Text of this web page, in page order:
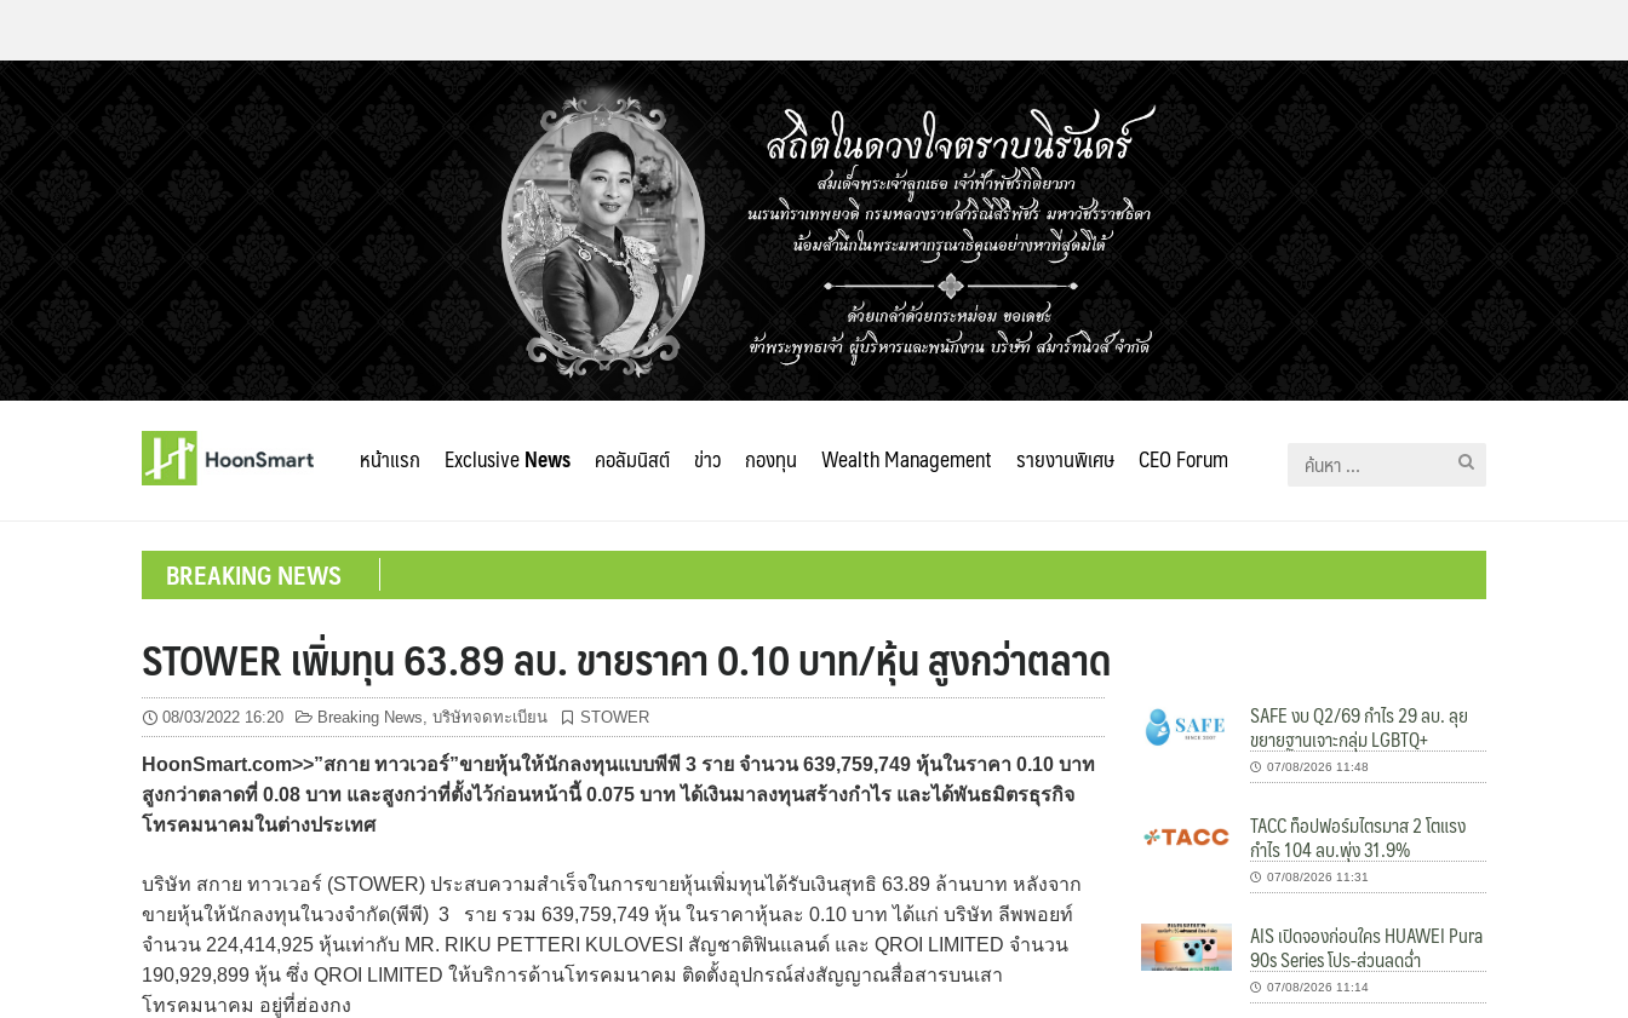
หน้าแรก ExclusiveNews คอลัมนิสต์ ข่าว กองทุน Wealth Management รายงานพิเศษ CEO Forum
ค้นหา
BREAKING NEWS
STOWER เพิ่มทุน 63.89 ลบ. ขายราคา 0.10 บาท/หุ้น สูงกว่าตลาด
08/03/2022 16:20 Breaking News, บริษัทจดทะเบียน STOWER
HoonSmart.com>>”สกาย ทาวเวอร์”ขายหุ้นให้นักลงทุนแบบพีพี 3 ราย จำนวน 639,759,749 หุ้นในราคา 0.10 บาท
สูงกว่าตลาดที่ 0.08 บาท และสูงกว่าที่ตั้งไว้ก่อนหน้านี้ 0.075 บาท ได้เงินมาลงทุนสร้างกำไร และได้พันธมิตรธุรกิจ
โทรคมนาคมในต่างประเทศ
บริษัท สกาย ทาวเวอร์ (STOWER) ประสบความสำเร็จในการขายหุ้นเพิ่มทุนได้รับเงินสุทธิ 63.89 ล้านบาท หลังจาก
ขายหุ้นให้นักลงทุนในวงจำกัด(พีพี) 3 ราย รวม 639,759,749 หุ้น ในราคาหุ้นละ 0.10 บาท ได้แก่ บริษัท ลีพพอยท์
จำนวน 224,414,925 หุ้นเท่ากับ MR. RIKU PETTERI KULOVESI สัญชาติฟินแลนด์ และ QROI LIMITED จำนวน
190,929,899 หุ้น ซึ่ง QROI LIMITED ให้บริการด้านโทรคมนาคม ติดตั้งอุปกรณ์ส่งสัญญาณสื่อสารบนเสา
โทรคมนาคม อยู่ที่ฮ่องกง
SAFE งบ Q2/69 กำไร 29 ลบ. ลุย
ขยายฐานเจาะกลุ่ม LGBTQ+
07/08/2026 11:48
TACC ท็อปฟอร์มไตรมาส 2 โตแรง
กำไร 104 ลบ.พุ่ง 31.9%
07/08/2026 11:31
AIS เปิดจองก่อนใคร HUAWEI Pura
90s Series โปร-ส่วนลดฉ่ำ
07/08/2026 11:14